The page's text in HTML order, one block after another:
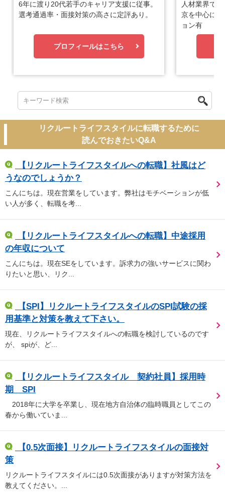
6年に渡り20代若手のキャリア支援に従事。
選考通過率・面接対策の高さに定評あり。
プロフィールはこちら
人材業界で
京を中心に
ョン有
リクルートライフスタイルに転職するために
読んでおきたいQ&A
【リクルートライフスタイルへの転職】社風はど
うなのでしょうか？
こんにちは。現在営業をしています。弊社はモチベーションが低
い人が多く、転職を考...
【リクルートライフスタイルへの転職】中途採用
の年収について
こんにちは。現在SEをしています。訴求力の強いサービスに関わ
りたいと思い、リク...
【SPI】リクルートライフスタイルのSPI試験の採
用基準と対策を教えて下さい。
現在、リクルートライフスタイルへの転職を検討しているのです
が、 spiが、ど...
【リクルートライフスタイル 契約社員】採用時
期 SPI
2018年に大学を卒業し、現在地方自治体の臨時職員としてこの
春から働いていま...
【0.5次面接】リクルートライフスタイルの面接対
策
リクルートライフスタイルには0.5次面接がありますが対策方法を
教えてください。...